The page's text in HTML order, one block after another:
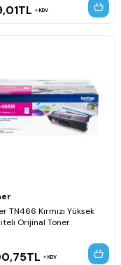
TL KDV
TN466 Kırmızı Yüksek
Orijinal Toner
TL KDV